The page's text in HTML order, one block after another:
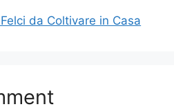
da Coltivare in Casa